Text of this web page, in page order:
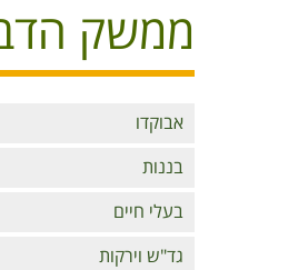
ממשק
Branches
אבוקדו
בננות
בעלי חיים
גד"ש וירקות